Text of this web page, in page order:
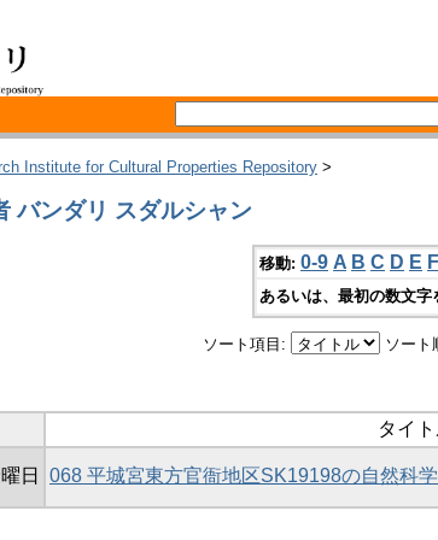
Institute for Cultural Properties Repository >
バンダリ スダルシャン
移動: 0-9 A B C D E F
あるいは、最初の数文字
ソート項目: ソート
タイ
日 068 平城宮東方官衙地区SK19198の自然科